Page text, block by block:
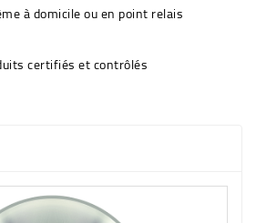
à domicile ou en point relais
certifiés et contrôlés